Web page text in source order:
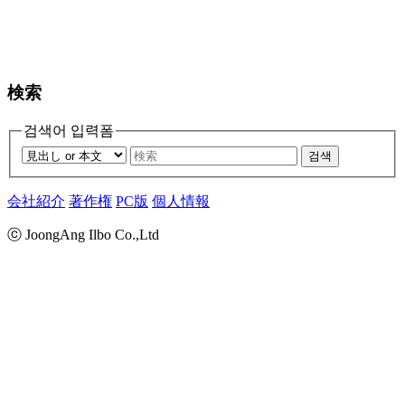
検索
검색어 입력폼
검색
会社紹介 著作権 PC版 個人情報
ⓒ JoongAng Ilbo Co.,Ltd